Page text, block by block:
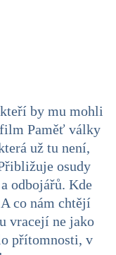
by mu mohli
Paměť války
už tu není,
osudy
odbojářů. Kde
co nám chtějí
vracejí ne jako
přítomnosti, v